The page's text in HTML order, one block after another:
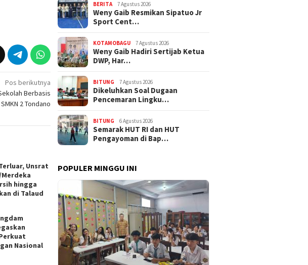
Pos berikutnya
Berbasis
2 Tondano
Unsrat
Merdeka
hingga
di Talaud
Nasional
BERITA 7 Agustus 2026
Weny Gaib Resmikan Sipatuo Jr
Sport Cent…
KOTAMOBAGU 7 Agustus 2026
Weny Gaib Hadiri Sertijab Ketua
DWP, Har…
BITUNG 7 Agustus 2026
Dikeluhkan Soal Dugaan
Pencemaran Lingku…
BITUNG 6 Agustus 2026
Semarak HUT RI dan HUT
Pengayoman di Bap…
POPULER MINGGU INI